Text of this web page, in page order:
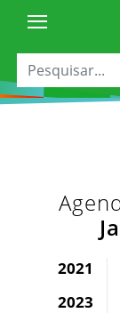
2021
2023